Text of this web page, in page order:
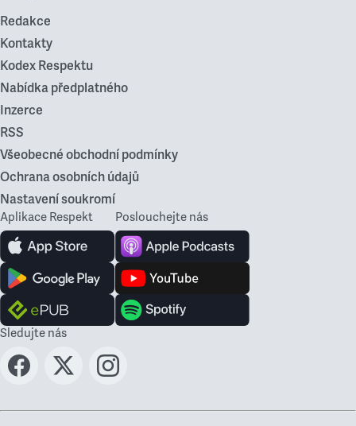
Redakce
Kontakty
Kodex Respektu
Nabídka předplatného
Inzerce
RSS
Všeobecné obchodní podmínky
Ochrana osobních údajů
Nastavení soukromí
Aplikace Respekt Poslouchejte nás
Sledujte nás